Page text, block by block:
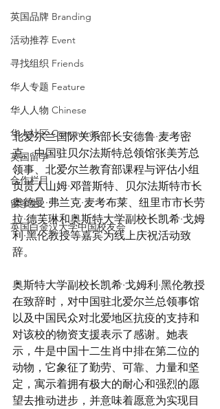
英国品牌 Branding
活动推荐 Event
寻找组织 Friends
华人专题 Feature
华人人物 Chinese
华人社区 Community
英国留学
合作栏目
留学生
英国白金汉大学中国校友会
北爱尔兰国际关系部长安德鲁·麦考密
克、中国驻贝尔法斯特总领馆张美芳总
领事、北爱尔兰教育部课程与评估小组
负责人山姆·邓普斯特、贝尔法斯特市长
奥德曼·弗兰克·麦考布莱、纽里市市长劳
拉·德芙琳和奥斯特大学副校长凯希·戈姆
利·黑伦教授等嘉宾为线上庆祝活动致
辞。
奥斯特大学副校长凯希·戈姆利·黑伦教授
在致辞时，对中国驻北爱尔兰总领事馆
以及中国民众对北爱地区抗疫的支持和
对该校的物资支援表示了感谢。她表
示，牛是中国十二生肖中排在第二位的
动物，它象征了勤劳、可靠、力量和坚
定，寓示着拥有极大的耐心和强烈的愿
望去推动进步，并意味着愿意为实现目